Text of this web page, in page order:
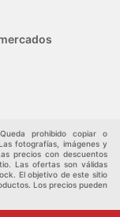
prohibido copiar o
fotografías, imágenes y
precios con descuentos
Las ofertas son válidas
El objetivo de este sitio
Los precios pueden